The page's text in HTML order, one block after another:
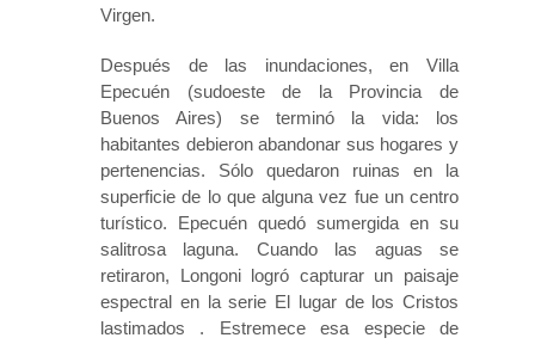
Virgen.
Después de las inundaciones, en Villa
Epecuén (sudoeste de la Provincia de
Buenos Aires) se terminó la vida: los
habitantes debieron abandonar sus hogares y
pertenencias. Sólo quedaron ruinas en la
superficie de lo que alguna vez fue un centro
turístico. Epecuén quedó sumergida en su
salitrosa laguna. Cuando las aguas se
retiraron, Longoni logró capturar un paisaje
espectral en la serie El lugar de los Cristos
lastimados . Estremece esa especie de